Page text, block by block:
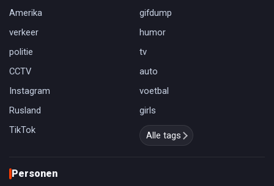
Amerika
gifdump
verkeer
humor
politie
tv
CCTV
auto
Instagram
voetbal
Rusland
girls
TikTok
Alle tags
Personen